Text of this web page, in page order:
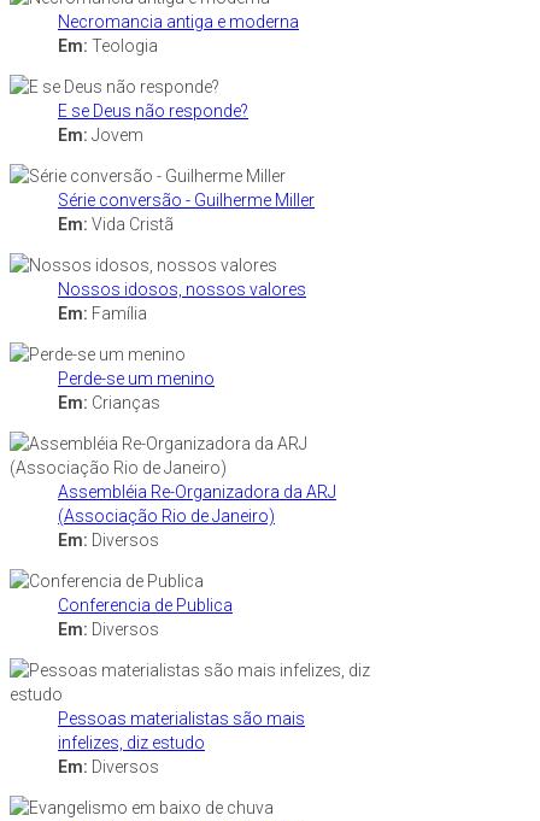
Necromancia antiga e moderna
Em: Teologia
E se Deus não responde?
Em: Jovem
Série conversão - Guilherme Miller
Em: Vida Cristã
Nossos idosos, nossos valores
Em: Família
Perde-se um menino
Em: Crianças
Assembléia Re-Organizadora da ARJ
(Associação Rio de Janeiro)
Em: Diversos
Conferencia de Publica
Em: Diversos
Pessoas materialistas são mais
infelizes, diz estudo
Em: Diversos